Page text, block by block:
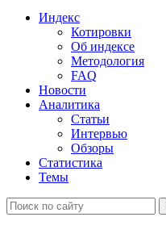
Индекс
Котировки
Об индексе
Методология
FAQ
Новости
Аналитика
Статьи
Интервью
Обзоры
Статистика
Темы